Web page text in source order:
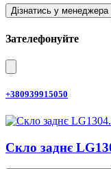
Дізнатись у менеджера
Зателефонуйте
+380939915050
Скло заднє